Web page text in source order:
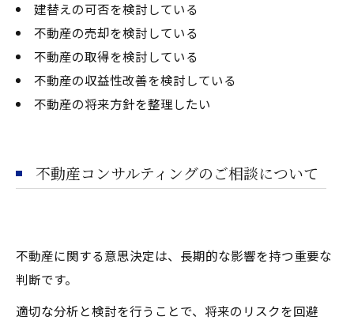
建替えの可否を検討している
不動産の売却を検討している
不動産の取得を検討している
不動産の収益性改善を検討している
不動産の将来方針を整理したい
不動産コンサルティングのご相談について
不動産に関する意思決定は、長期的な影響を持つ重要な
判断です。
適切な分析と検討を行うことで、将来のリスクを回避